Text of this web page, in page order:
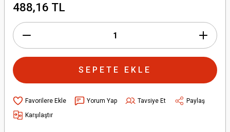
488,16 TL
SEPETE EKLE
Yorum Yap Tavsiye Et
Paylaş
Karşılaştır